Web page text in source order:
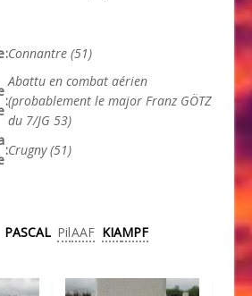
:Connantre (51)
:
Abattu en combat aérien
(probablement le major Franz GÖTZ
du 7/JG 53)
:Crugny (51)
PASCAL PilAAF KIAMPF